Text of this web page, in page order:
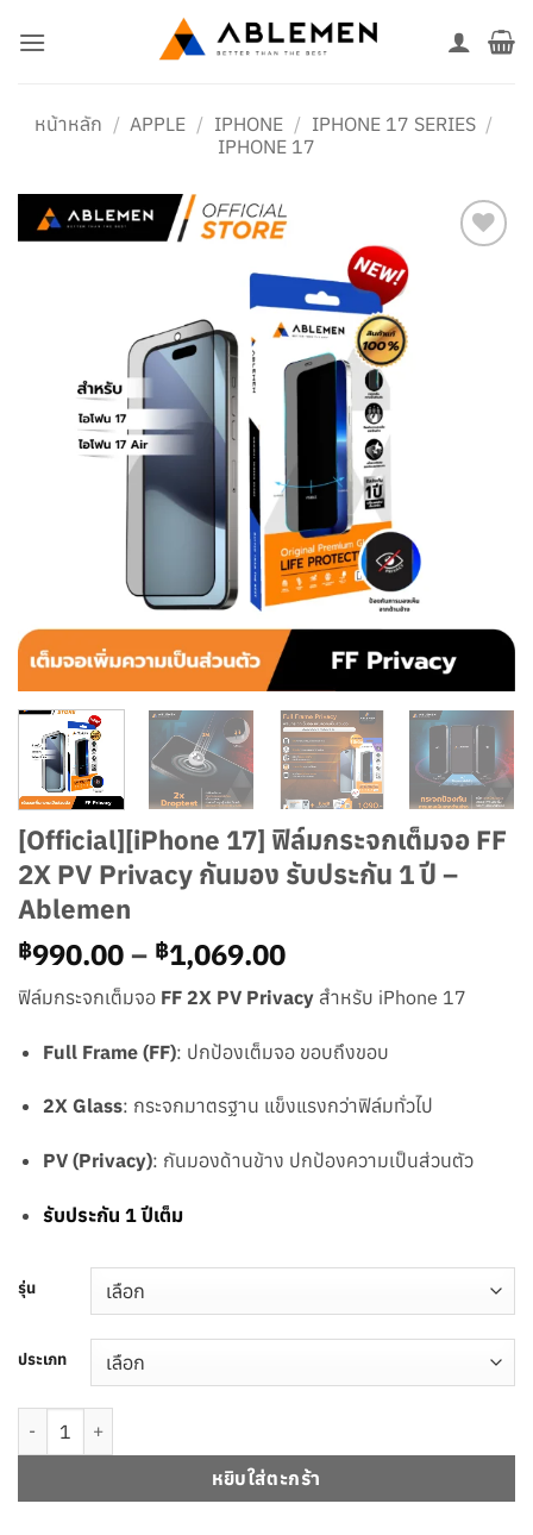
หน้าหลัก / APPLE / IPHONE / IPHONE 17 SERIES /
IPHONE 17
[Official][iPhone 17] ฟิล์มกระจกเต็มจอ FF
2X PV Privacy กันมอง รับประกัน 1 ปี –
Ablemen
฿990.00– ฿1,069.00Price
range:
฿990.00
through
฿1,069.00
ฟิล์มกระจกเต็มจอ FF 2X PV Privacy สำหรับ iPhone 17
Full Frame (FF): ปกป้องเต็มจอ ขอบถึงขอบ
2X Glass: กระจกมาตรฐาน แข็งแรงกว่าฟิล์มทั่วไป
PV (Privacy): กันมองด้านข้าง ปกป้องความเป็นส่วนตัว
รับประกัน 1 ปีเต็ม
รุ่น
ประเภท
จำนวน [Official][iPhone 17] ฟิล์มกระจกเต็มจอ FF 2X PV Privacy กั
หยิบใส่ตะกร้า